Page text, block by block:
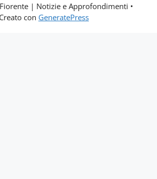
| Notizie e Approfondimenti •
Creato con GeneratePress